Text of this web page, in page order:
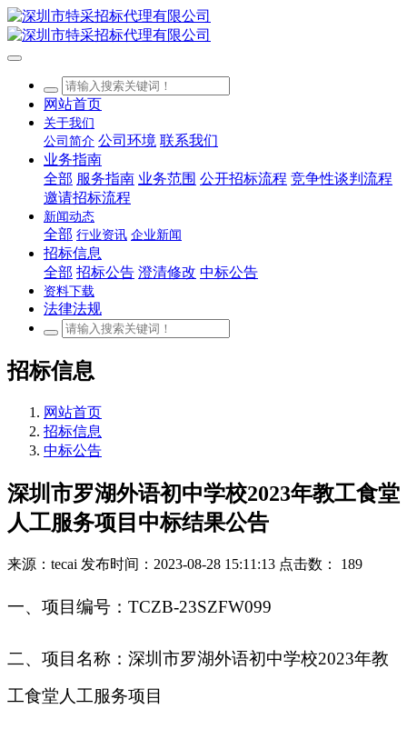
网站首页
关于我们
公司简介 公司环境 联系我们
业务指南
全部 服务指南 业务范围 公开招标流程 竞争性谈判流程
邀请招标流程
新闻动态
全部 行业资讯 企业新闻
招标信息
全部 招标公告 澄清修改 中标公告
资料下载
法律法规
招标信息
网站首页
招标信息
中标公告
深圳市罗湖外语初中学校2023年教工食堂
人工服务项目中标结果公告
来源：tecai 发布时间：2023-08-28 15:11:13 点击数： 189
一、项目编号：TCZB-23SZFW099
二、项目名称：深圳市罗湖外语初中学校2023年教
工食堂人工服务项目